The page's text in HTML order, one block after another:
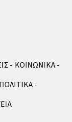
ΚΟΙΝΩΝΙΚΑ
ΠΟΛΙΤΙΚΑ